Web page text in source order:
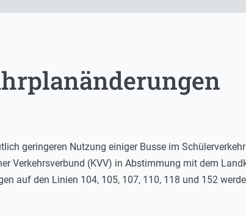
geringeren Nutzung einiger Busse im
Verkehrsverbund (KVV) in Abstimmung mit dem
auf den Linien 104, 105, 107, 110, 118 und 152